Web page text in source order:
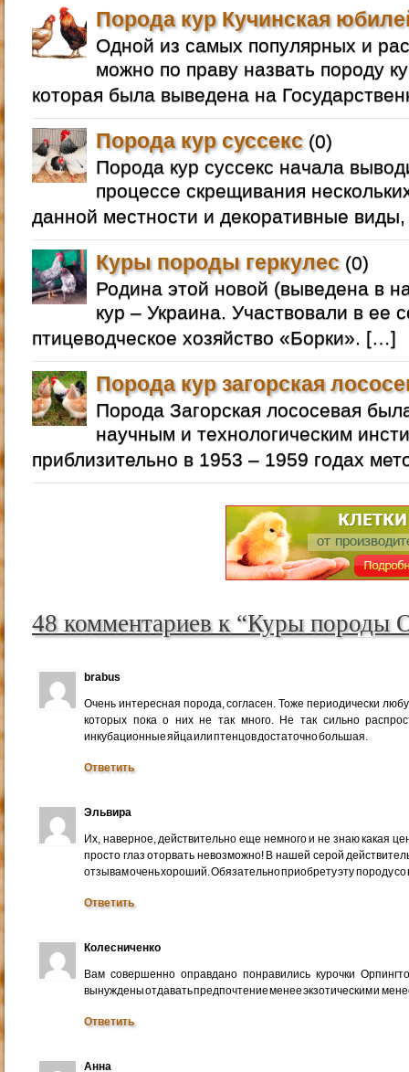
Порода кур Кучинская
Одной из самых популярных и
можно по праву назвать породу
которая была выведена на
Порода кур суссекс(0)
Порода кур суссекс начала
процессе скрещивания
данной местности и декоративные
Куры породы геркулес(0)
Родина этой новой (выведена в
кур – Украина. Участвовали в ее
птицеводческое хозяйство «Борки». […]
Порода кур загорская
Порода Загорская лососевая
научным и технологическим
приблизительно в 1953 – 1959 годах
48 комментариев к “Куры породы
brabus
Очень интересная порода, согласен. Тоже периодически
которых пока о них не так много. Не так сильно
инкубационные яйца или птенцов достаточно большая.
Ответить
Эльвира
Их, наверное, действительно еще немного и не знаю какая
просто глаз оторвать невозможно! В нашей серой
отзывам очень хороший. Обязательно приобрету эту породу
Ответить
Колесниченко
Вам совершенно оправдано понравились курочки
вынуждены отдавать предпочтение менее экзотическим и
Ответить
Анна